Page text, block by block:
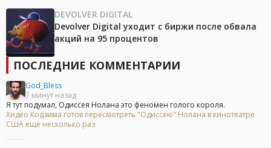
DEVOLVER DIGITAL
Devolver Digital уходит с биржи после обвала
акций на 95 процентов
ПОСЛЕДНИЕ КОММЕНТАРИИ
God_Bless
7 минут назад
Я тут подумал, Одиссея Нолана это феномен голого короля.
Хидео Кодзима готов пересмотреть "Одиссею" Нолана в кинотеатре
США еще несколько раз